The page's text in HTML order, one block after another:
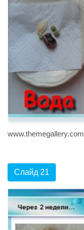
www.themegallery.com
Слайд 21